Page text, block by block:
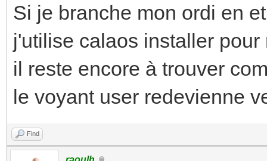
Si je branche mon ordi en
j'utilise calaos installer
il reste encore à trouver
le voyant user redevienne
Find